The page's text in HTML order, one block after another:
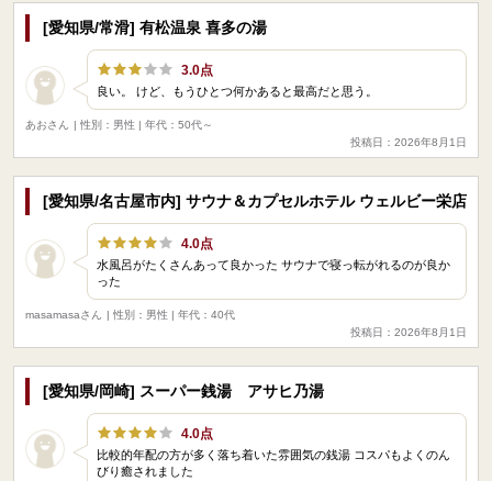
[愛知県/常滑] 有松温泉 喜多の湯
3.0点
良い。 けど、もうひとつ何かあると最高だと思う。
あおさん
| 性別：男性 | 年代：50代～
投稿日：2026年8月1日
[愛知県/名古屋市内] サウナ＆カプセルホテル ウェルビー栄店
4.0点
水風呂がたくさんあって良かった サウナで寝っ転がれるのが良か
った
masamasaさん
| 性別：男性 | 年代：40代
投稿日：2026年8月1日
[愛知県/岡崎] スーパー銭湯 アサヒ乃湯
4.0点
比較的年配の方が多く落ち着いた雰囲気の銭湯 コスパもよくのん
びり癒されました